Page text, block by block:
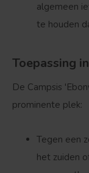
algemeen
te houden
Toepassing
De Campsis
prominente plek:
Tegen een
het zuiden